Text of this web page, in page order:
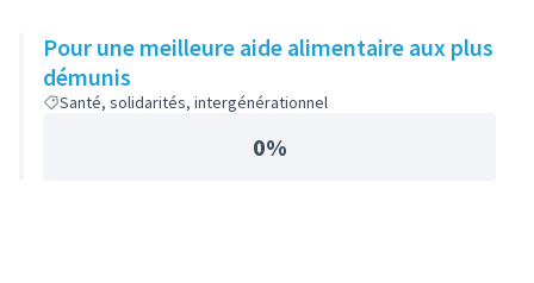
Pour une meilleure aide alimentaire aux plus
démunis
Santé, solidarités, intergénérationnel
0%